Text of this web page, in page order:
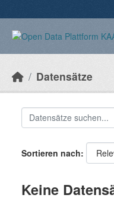
Datensätze
Sortieren nach
Keine